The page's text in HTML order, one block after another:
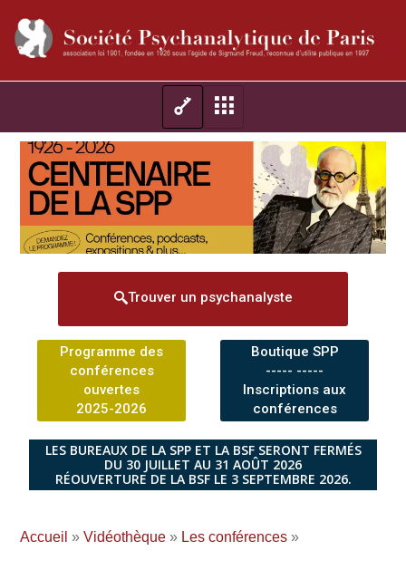
Trouver un psychanalyste
Programme des
conférences
ouvertes
2025-2026
Boutique SPP
----- -----
Inscriptions aux
conférences
LES BUREAUX DE LA SPP ET LA BSF SERONT FERMÉS
DU 30 JUILLET AU 31 AOÛT 2026
RÉOUVERTURE DE LA BSF LE 3 SEPTEMBRE 2026.
Accueil » Vidéothèque » Les conférences »